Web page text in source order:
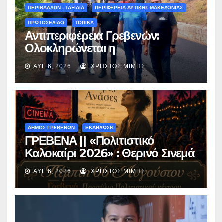
(audio)
ΠΕΡΙΒΑΛΛΟΝ - ΤΑΞΙΔΙΑ ΠΕΡΙΦΕΡΕΙΑ ΔΥΤΙΚΗΣ ΜΑΚΕΔΟΝΙΑΣ
ΠΡΩΤΟΣΕΛΙΔΟ ΤΟΠΙΚΑ
Αντιπεριφέρεια Γρεβενών:
Ολοκληρώνεται η
ασφαλτόστρωση της οδού
Περιβόλι – Αβδέλλα
ΑΥΓ 6, 2026 ΧΡΉΣΤΟΣ ΜΊΜΗΣ
ΔΗΜΟΣ ΓΡΕΒΕΝΩΝ ΕΚΔΗΛΩΣΗ
ΓΡΕΒΕΝΑ || «Πολιτιστικό
Καλοκαίρι 2026» : Θερινό Σινεμά
με την βραβευμένη ταινία
«Μικρές Ανάσες».
ΑΥΓ 6, 2026 ΧΡΉΣΤΟΣ ΜΊΜΗΣ